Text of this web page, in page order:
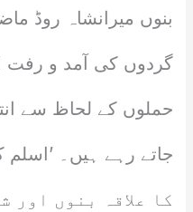
بنوں میرانشاہ روڈ
گردوں کی آمد و رفت
حملوں کے لحاظ سے
کا علاقہ بنوں اور